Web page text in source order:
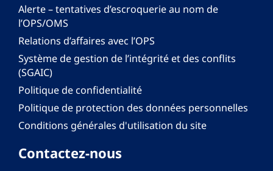
Alerte – tentatives d’escroquerie au nom de
l’OPS/OMS
Relations d’affaires avec l’OPS
Système de gestion de l’intégrité et des conflits
(SGAIC)
Politique de confidentialité
Politique de protection des données personnelles
Conditions générales d'utilisation du site
Contactez-nous